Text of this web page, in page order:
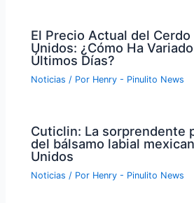
El Precio Actual del Cerdo
Unidos: ¿Cómo Ha
Últimos Días?
Noticias / Por Henry - Pinulito News
Cuticlin: La sorprendente
del bálsamo labial
Unidos
Noticias / Por Henry - Pinulito News